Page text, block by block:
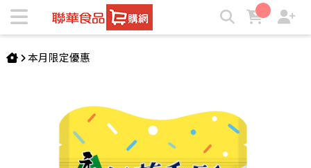
元本山-海苔小魚香鬆(54g) | ★聯華食品e購網★
本月限定優惠